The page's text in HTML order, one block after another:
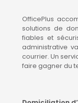
OfficePlus
solutions de
fiables et
administrative
courrier. Un
faire gagner du